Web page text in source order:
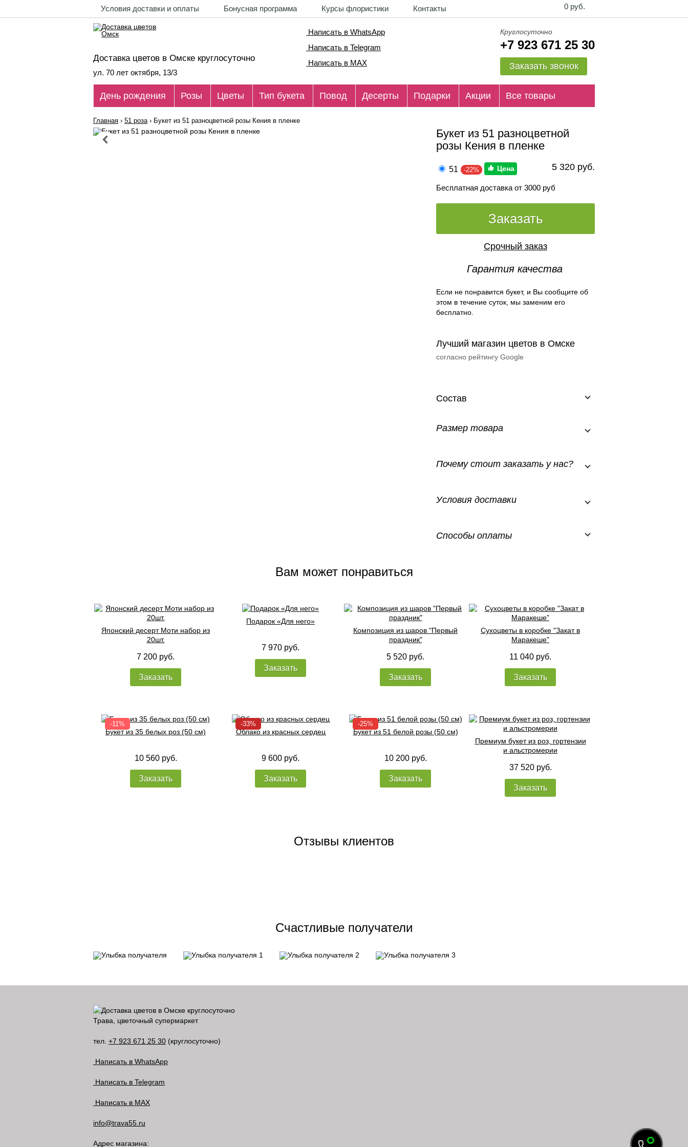
Условия доставки и оплаты Бонусная программа Курсы флористики Контакты 0 руб.
Доставка цветов в Омске круглосуточно
ул. 70 лет октября, 13/3
Написать в WhatsApp
Написать в Telegram
Написать в MAX
Круглосуточно
+7 923 671 25 30
Заказать звонок
День рождения Розы Цветы Тип букета Повод Десерты Подарки Акции Все товары
Главная › 51 роза › Букет из 51 разноцветной розы Кения в пленке
Букет из 51 разноцветной
розы Кения в пленке
51 -22% 5 320 руб.
Бесплатная доставка от 3000 руб
Заказать
Срочный заказ
Гарантия качества
Если не понравится букет, и Вы сообщите об
этом в течение суток, мы заменим его
бесплатно.
Лучший магазин цветов в Омске
согласно рейтингу Google
Состав
Размер товара
Почему стоит заказать у нас?
Условия доставки
Способы оплаты
Вам может понравиться
Японский десерт Моти набор из
20шт.
7 200 руб.
Заказать
Подарок «Для него»
7 970 руб.
Заказать
Композиция из шаров "Первый
праздник"
5 520 руб.
Заказать
Сухоцветы в коробке "Закат в
Маракеше"
11 040 руб.
Заказать
Букет из 35 белых роз (50 см)
10 560 руб.
Заказать
Облако из красных сердец
9 600 руб.
Заказать
Букет из 51 белой розы (50 см)
10 200 руб.
Заказать
Премиум букет из роз, гортензии
и альстромерии
37 520 руб.
Заказать
Отзывы клиентов
Счастливые получатели
Трава, цветочный супермаркет
тел. +7 923 671 25 30 (круглосуточно)
Написать в WhatsApp
Написать в Telegram
Написать в MAX
info@trava55.ru
Адрес магазина: